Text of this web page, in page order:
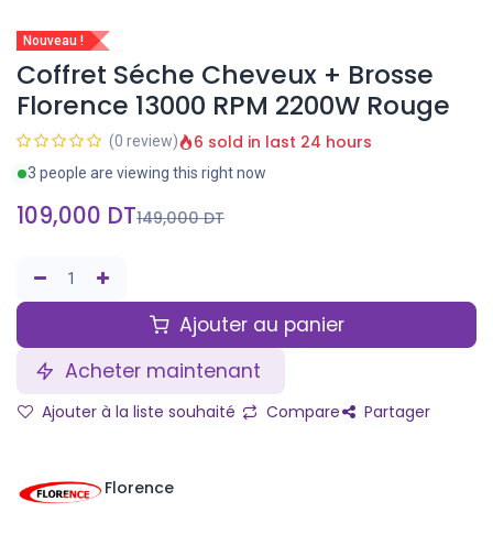
Nouveau !
Coffret Séche Cheveux + Brosse
Florence 13000 RPM 2200W Rouge
(0 review) 6 sold in last 24 hours
3 people are viewing this right now
109,000 DT149,000DT
Ajouter au panier
Acheter maintenant
Ajouter à la liste souhaité Compare Partager
Florence